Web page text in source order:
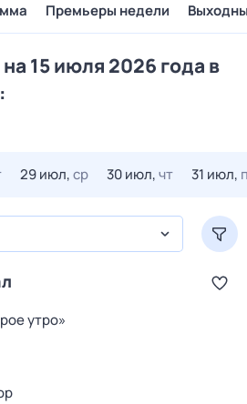
Премьеры недели
15 июля 2026 года в
:
29 июл,ср 30 июл,чт 31 июл,
утро»